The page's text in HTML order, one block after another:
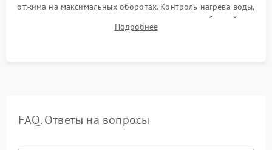
отжима на максимальных оборотах. Контроль нагрева воды,
корректности слива, отсутствия излишних вибраций,
посторонних стуков и протечек под корпусом.
Подробнее
FAQ. Ответы на вопросы